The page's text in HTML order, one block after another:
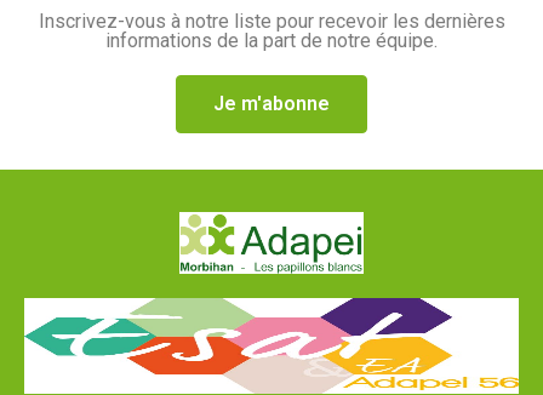
Inscrivez-vous à notre liste pour recevoir les dernières
informations de la part de notre équipe.
Je m'abonne